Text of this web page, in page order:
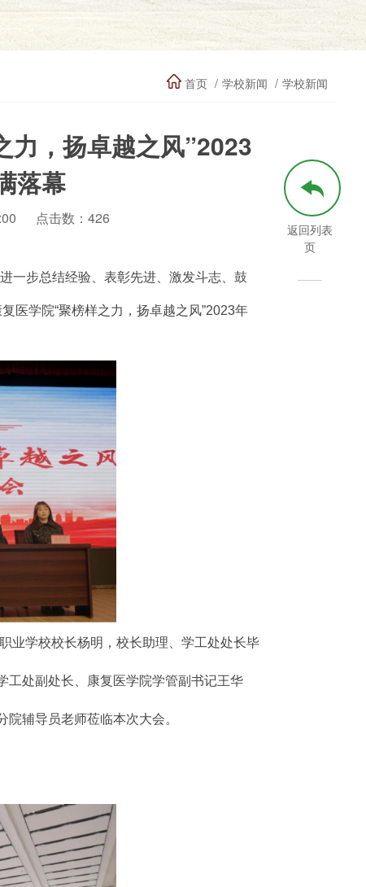
首页 学校新闻 学校新闻
力，扬卓越之风”2023
落幕
点击数： 426
一步总结经验、表彰先进、激发斗志、鼓
医学院“聚榜样之力，扬卓越之风”2023年
业学校校长杨明，校长助理、学工处处长毕
工处副处长、康复医学院学管副书记王华
院辅导员老师莅临本次大会。
返回列表
页